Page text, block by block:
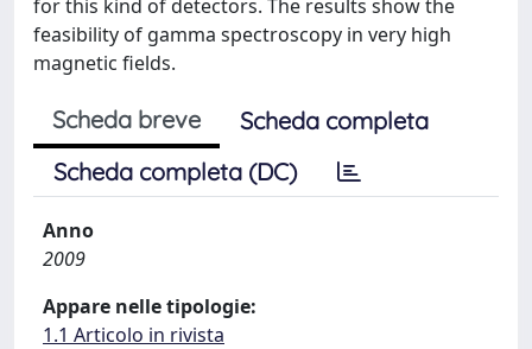
for this kind of detectors. The results show the
feasibility of gamma spectroscopy in very high
magnetic fields.
Scheda breve
Scheda completa
Scheda completa (DC)
Anno
2009
Appare nelle tipologie:
1.1 Articolo in rivista